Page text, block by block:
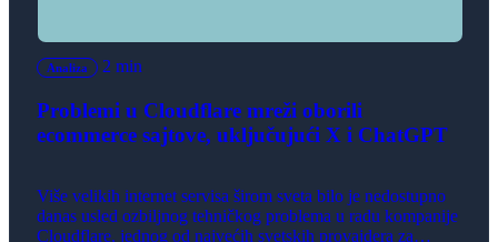
Analiza 2 min
Problemi u Cloudflare mreži oborili
ecommerce sajtove, uključujući X i ChatGPT
Više velikih internet servisa širom sveta bilo je nedostupno
danas usled ozbiljnog tehničkog problema u radu kompanije
Cloudflare, jednog od najvećih svetskih provajdera za